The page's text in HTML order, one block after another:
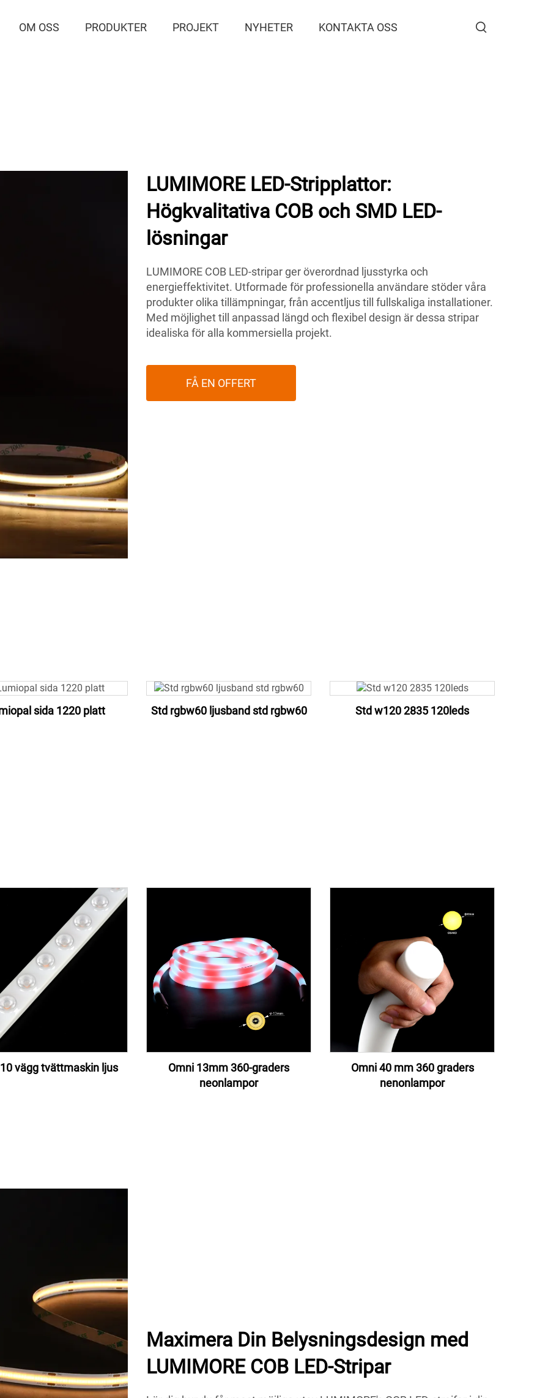
OM OSS PRODUKTER PROJEKT NYHETER KONTAKTA OSS
LUMIMORE LED-Stripplattor:
Högkvalitativa COB och SMD LED-
lösningar
LUMIMORE COB LED-stripar ger överordnad ljusstyrka och
energieffektivitet. Utformade för professionella användare stöder våra
produkter olika tillämpningar, från accentljus till fullskaliga installationer.
Med möjlighet till anpassad längd och flexibel design är dessa stripar
idealiska för alla kommersiella projekt.
FÅ EN OFFERT
sida 1220 platt Std rgbw60 ljusband std rgbw60 Std w120 2835 120leds
vägg tvättmaskin ljus
Omni 13mm 360-graders
neonlampor
Omni 40 mm 360 graders
nenonlampor
Maximera Din Belysningsdesign med
LUMIMORE COB LED-Stripar